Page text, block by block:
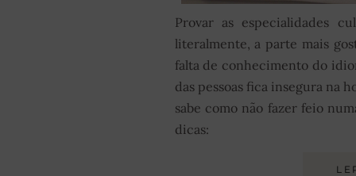
Provar as especialidades
literalmente, a parte mais
falta de conhecimento do
das pessoas fica insegura na
sabe como não fazer feio
dicas: